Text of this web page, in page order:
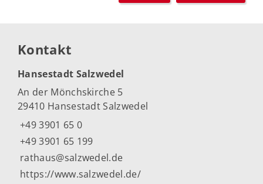
Kontakt
Hansestadt Salzwedel
An der Mönchskirche 5
29410 Hansestadt Salzwedel
+49 3901 65 0
+49 3901 65 199
rathaus@salzwedel.de
https://www.salzwedel.de/